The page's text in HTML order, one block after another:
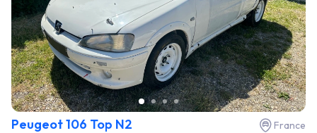
Peugeot 106 Top N2 France